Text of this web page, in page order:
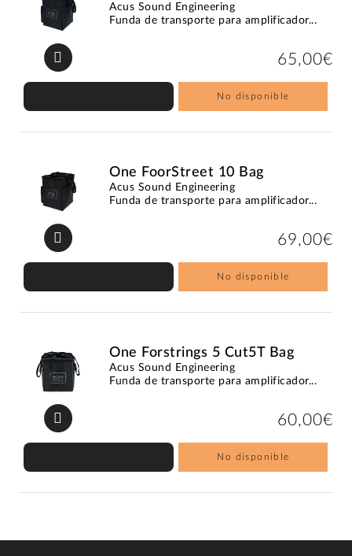
Acus Sound Engineering
Funda de transporte para amplificador...
65,00€
No disponible
One FoorStreet 10 Bag
Acus Sound Engineering
Funda de transporte para amplificador...
69,00€
No disponible
One Forstrings 5 Cut5T Bag
Acus Sound Engineering
Funda de transporte para amplificador...
60,00€
No disponible